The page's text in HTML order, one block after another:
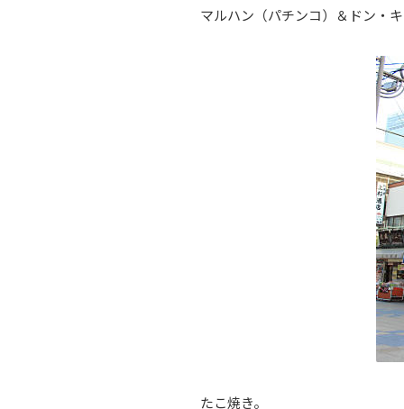
マルハン（パチンコ）＆ドン・
たこ焼き。